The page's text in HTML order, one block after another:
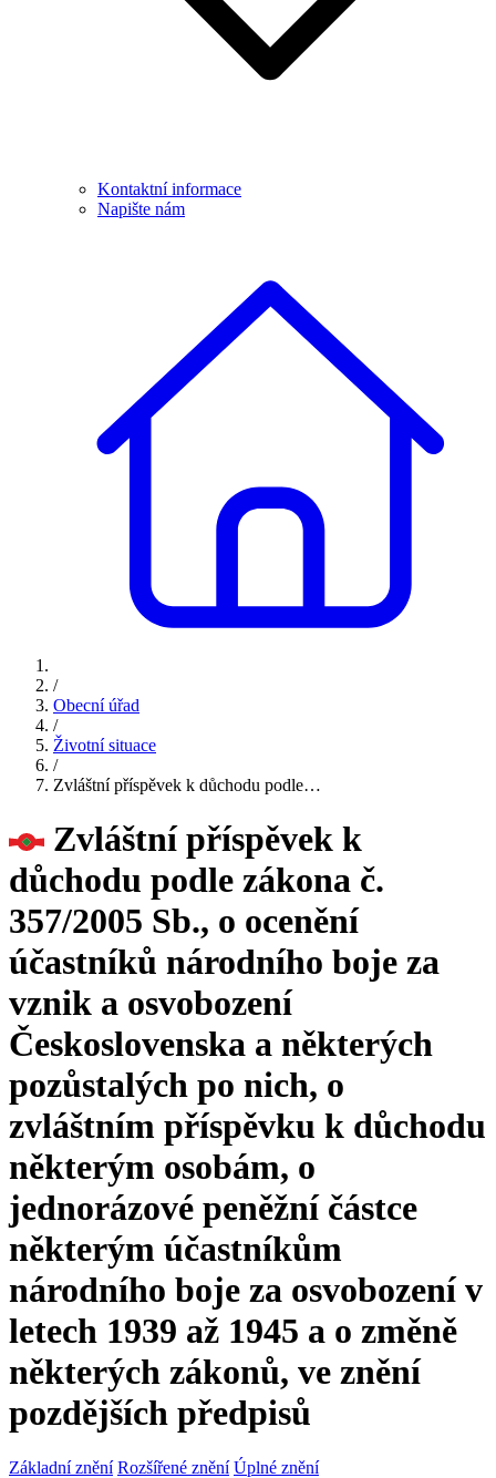
Kontaktní informace
Napište nám
/
Obecní úřad
/
Životní situace
/
Zvláštní příspěvek k důchodu podle…
Zvláštní příspěvek k
důchodu podle zákona č.
357/2005 Sb., o ocenění
účastníků národního boje za
vznik a osvobození
Československa a některých
pozůstalých po nich, o
zvláštním příspěvku k důchodu
některým osobám, o
jednorázové peněžní částce
některým účastníkům
národního boje za osvobození v
letech 1939 až 1945 a o změně
některých zákonů, ve znění
pozdějších předpisů
Základní znění Rozšířené znění Úplné znění